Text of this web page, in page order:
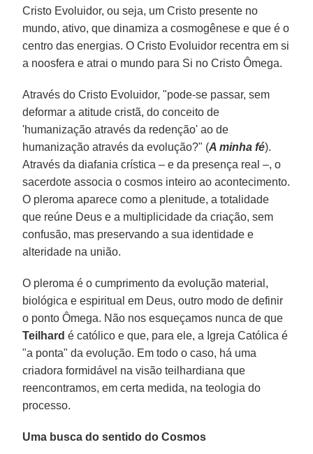
Cristo Evoluidor, ou seja, um Cristo presente no
mundo, ativo, que dinamiza a cosmogênese e que é o
centro das energias. O Cristo Evoluidor recentra em si
a noosfera e atrai o mundo para Si no Cristo Ômega.
Através do Cristo Evoluidor, "pode-se passar, sem
deformar a atitude cristã, do conceito de
'humanização através da redenção' ao de
humanização através da evolução?" (A minha fé).
Através da diafania crística – e da presença real –, o
sacerdote associa o cosmos inteiro ao acontecimento.
O pleroma aparece como a plenitude, a totalidade
que reúne Deus e a multiplicidade da criação, sem
confusão, mas preservando a sua identidade e
alteridade na união.
O pleroma é o cumprimento da evolução material,
biológica e espiritual em Deus, outro modo de definir
o ponto Ômega. Não nos esqueçamos nunca de que
Teilhard é católico e que, para ele, a Igreja Católica é
"a ponta" da evolução. Em todo o caso, há uma
criadora formidável na visão teilhardiana que
reencontramos, em certa medida, na teologia do
processo.
Uma busca do sentido do Cosmos